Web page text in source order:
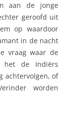
aan de jonge
geroofd uit
op waardoor
in de nacht
vraag waar de
het de Indiërs
achtervolgen, of
worden